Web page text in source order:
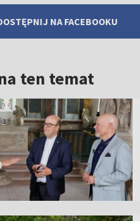
NA FACEBOOKU
ten temat